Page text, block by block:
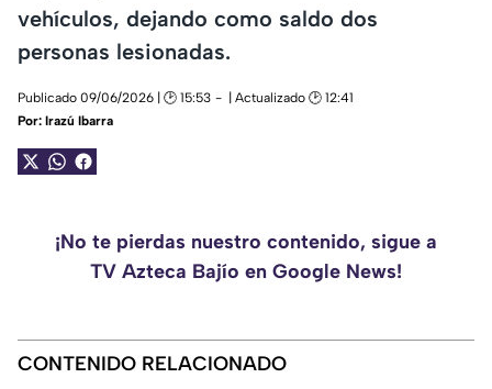
vehículos, dejando como saldo dos
personas lesionadas.
Publicado 09/06/2026 | 🕑 15:53
| Actualizado 🕑 12:41
Por: Irazú Ibarra
¡No te pierdas nuestro contenido, sigue a
TV Azteca Bajío en Google News!
CONTENIDO RELACIONADO